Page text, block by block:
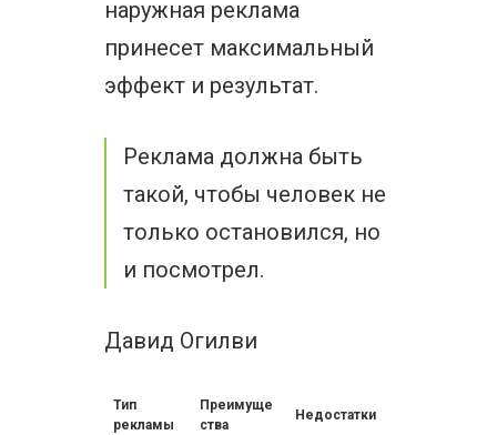
наружная реклама
принесет максимальный
эффект и результат.
Реклама должна быть
такой, чтобы человек не
только остановился, но
и посмотрел.
Давид Огилви
Тип
рекламы
Преимуще
ства
Недостатки